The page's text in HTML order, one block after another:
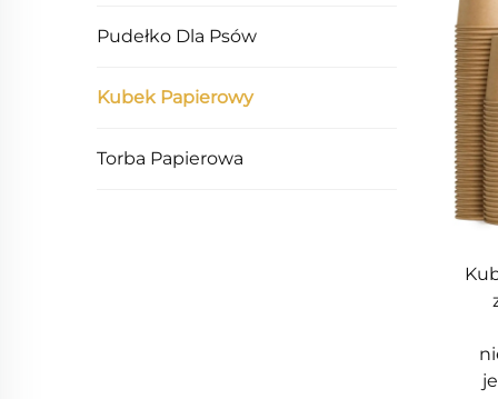
Pudełko Dla Psów
Kubek Papierowy
Torba Papierowa